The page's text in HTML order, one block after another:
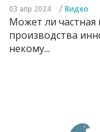
03 апр 2024 / Видео
Может ли частная
производства
некому...